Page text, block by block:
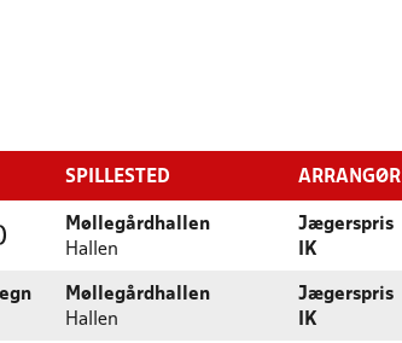
SPILLESTED ARRANGØR
Møllegårdhallen
Hallen
Jægerspris
IK
Møllegårdhallen
Hallen
Jægerspris
IK